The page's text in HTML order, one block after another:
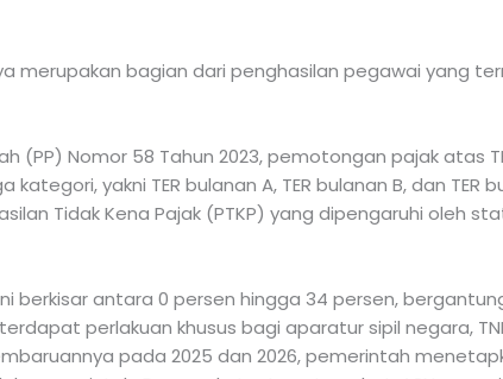
merupakan bagian dari penghasilan pegawai yang
(PP) Nomor 58 Tahun 2023, pemotongan pajak atas
yakni TER bulanan A, TER bulanan B, dan TER
Tidak Kena Pajak (PTKP) yang dipengaruhi oleh
berkisar antara 0 persen hingga 34 persen,
perlakuan khusus bagi aparatur sipil negara,
pada 2025 dan 2026, pemerintah